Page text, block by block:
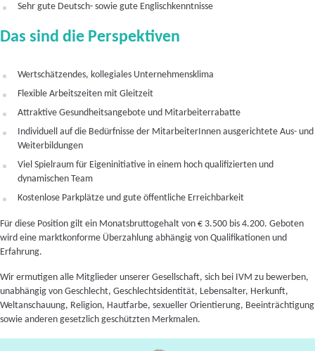
Sehr gute Deutsch- sowie gute Englischkenntnisse
Das sind die Perspektiven
Wertschätzendes, kollegiales Unternehmensklima
Flexible Arbeitszeiten mit Gleitzeit
Attraktive Gesundheitsangebote und Mitarbeiterrabatte
Individuell auf die Bedürfnisse der MitarbeiterInnen ausgerichtete Aus- und
Weiterbildungen
Viel Spielraum für Eigeninitiative in einem hoch qualifizierten und
dynamischen Team
Kostenlose Parkplätze und gute öffentliche Erreichbarkeit
Für diese Position gilt ein Monatsbruttogehalt von € 3.500 bis 4.200. Geboten
wird eine marktkonforme Überzahlung abhängig von Qualifikationen und
Erfahrung.
Wir ermutigen alle Mitglieder unserer Gesellschaft, sich bei IVM zu bewerben,
unabhängig von Geschlecht, Geschlechtsidentität, Lebensalter, Herkunft,
Weltanschauung, Religion, Hautfarbe, sexueller Orientierung, Beeinträchtigung
sowie anderen gesetzlich geschützten Merkmalen.